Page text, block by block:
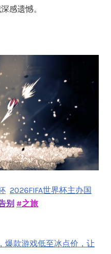
感遗憾。
2026FIFA世界杯主办国
别 #之旅
爆款游戏低至冰点价，让